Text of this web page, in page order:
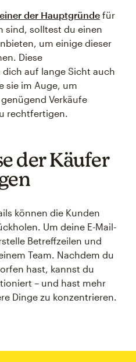
einer der Hauptgründe für
sind, solltest du einen
um einige dieser
Diese
dich auf lange Sicht auch
sie im Auge, um
Verkäufe
rechtfertigen.
der Käufer
können die Kunden
Um deine E-Mail-
Betreffzeilen und
Team. Nachdem du
hast, kannst du
– und hast mehr
Dinge zu konzentrieren.